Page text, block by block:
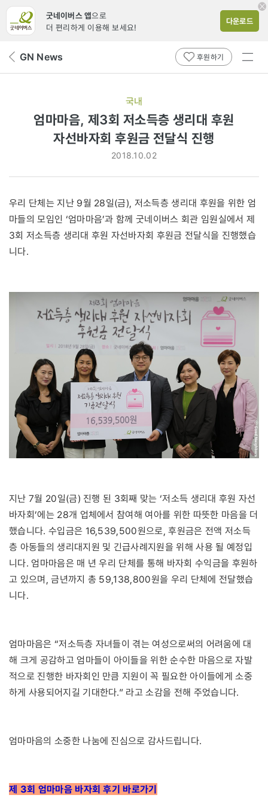
굿네이버스 앱으로
더 편리하게 이용해 보세요!
다운로드
뒤 GN News 후원하기
전체
국내
엄마마음, 제3회 저소득층 생리대 후원
자선바자회 후원금 전달식 진행
2018.10.02
우리 단체는 지난 9월 28일(금), 저소득층 생리대 후원을 위한 엄
마들의 모임인 ‘엄마마음’과 함께 굿네이버스 회관 임원실에서 제
3회 저소득층 생리대 후원 자선바자회 후원금 전달식을 진행했습
니다.
지난 7월 20일(금) 진행 된 3회째 맞는 ‘저소득 생리대 후원 자선
바자회’에는 28개 업체에서 참여해 여아를 위한 따뜻한 마음을 더
했습니다. 수입금은 16,539,500원으로, 후원금은 전액 저소득
층 아동들의 생리대지원 및 긴급사례지원을 위해 사용 될 예정입
니다. 엄마마음은 매 년 우리 단체를 통해 바자회 수익금을 후원하
고 있으며, 금년까지 총 59,138,800원을 우리 단체에 전달했습
니다.
엄마마음은 “저소득층 자녀들이 겪는 여성으로써의 어려움에 대
해 크게 공감하고 엄마들이 아이들을 위한 순수한 마음으로 자발
적으로 진행한 바자회인 만큼 지원이 꼭 필요한 아이들에게 소중
하게 사용되어지길 기대한다.” 라고 소감을 전해 주었습니다.
엄마마음의 소중한 나눔에 진심으로 감사드립니다.
제 3회 엄마마음 바자회 후기 바로가기